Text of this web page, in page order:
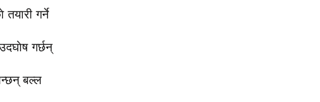
गर्ने
गर्छन्
बल्ल